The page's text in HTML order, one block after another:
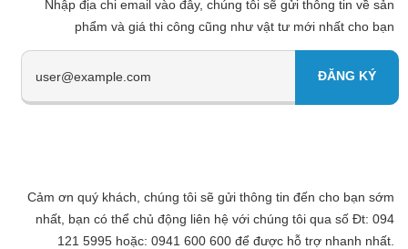
Nhập địa chi email vào đây, chúng tôi sẽ gửi thông tin về sản
phẩm và giá thi công cũng như vật tư mới nhất cho bạn
Cảm ơn quý khách, chúng tôi sẽ gửi thông tin đến cho bạn sớm
nhất, bạn có thể chủ động liên hệ với chúng tôi qua số Đt: 094
121 5995 hoặc: 0941 600 600 để được hỗ trợ nhanh nhất.